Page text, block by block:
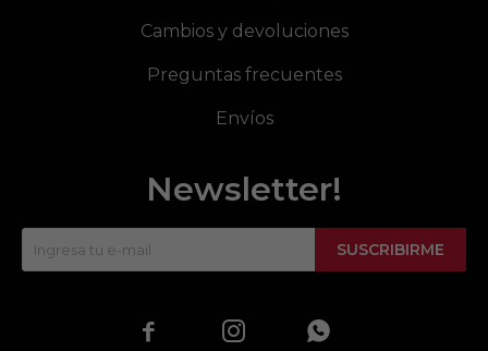
Cambios y devoluciones
Preguntas frecuentes
Envíos
Newsletter!
SUSCRIBIRME
  